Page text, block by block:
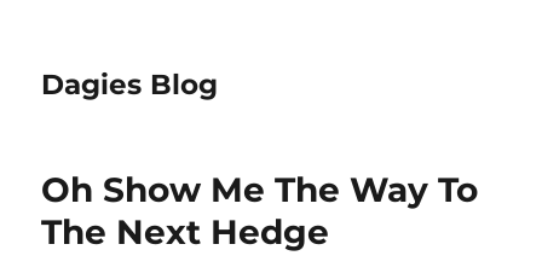
Dagies Blog
Oh Show Me The Way To
The Next Hedge